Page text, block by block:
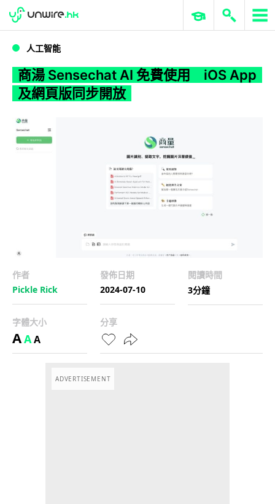
WWDC 2026 ERP 與商業 AI
人工智能
商湯 Sensechat AI 免費使用 iOS App
及網頁版同步開放
作者
Pickle Rick
發佈日期
2024-07-10
閱讀時間
3分鐘
字體大小
AAA
分享
ADVERTISEMENT